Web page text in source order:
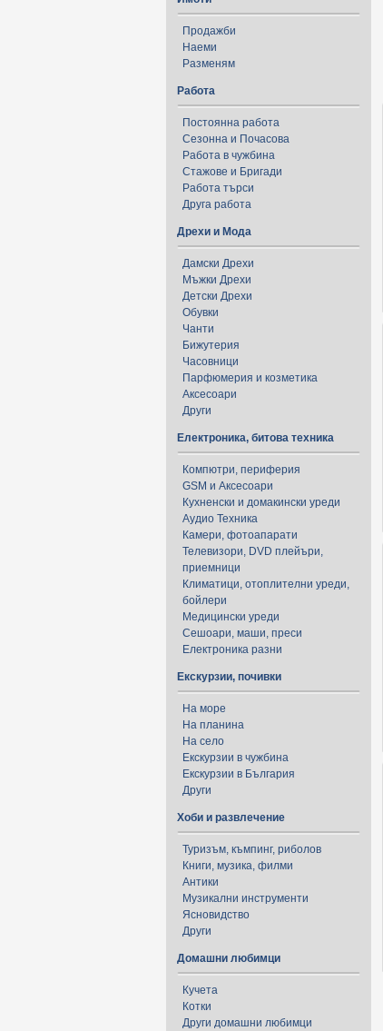
Продажби
Наеми
Разменям
Работа
Постоянна работа
Сезонна и Почасова
Работа в чужбина
Стажове и Бригади
Работа търси
Друга работа
Дрехи и Мода
Дамски Дрехи
Мъжки Дрехи
Детски Дрехи
Обувки
Чанти
Бижутерия
Часовници
Парфюмерия и козметика
Аксесоари
Други
Електроника, битова техника
Компютри, периферия
GSM и Аксесоари
Кухненски и домакински уреди
Аудио Техника
Камери, фотоапарати
Телевизори, DVD плейъри,
приемници
Климатици, отоплителни уреди,
бойлери
Медицински уреди
Сешоари, маши, преси
Електроника разни
Екскурзии, почивки
На море
На планина
На село
Екскурзии в чужбина
Екскурзии в България
Други
Хоби и развлечение
Туризъм, къмпинг, риболов
Книги, музика, филми
Антики
Музикални инструменти
Ясновидство
Други
Домашни любимци
Кучета
Котки
Други домашни любимци